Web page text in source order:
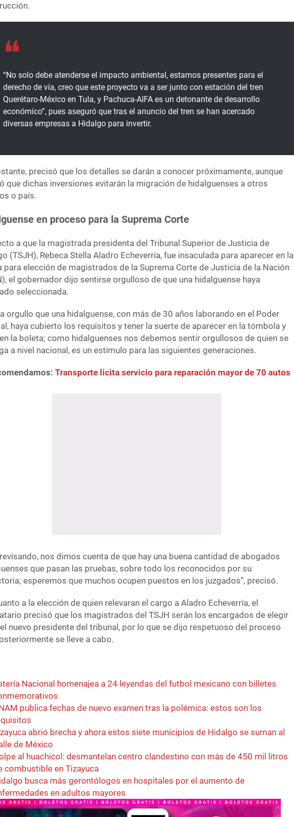
“No solo debe atenderse el impacto ambiental, estamos presentes para el
derecho de vía, creo que este proyecto va a ser junto con estación del tren
Querétaro-México en Tula, y Pachuca-AIFA es un detonante de desarrollo
económico”, pues aseguró que tras el anuncio del tren se han acercado
diversas empresas a Hidalgo para invertir.
precisó que los detalles se darán a conocer próximamente, aunque
que dichas inversiones evitarán la migración de hidalguenses a otros
o país.
en proceso para la Suprema Corte
a que la magistrada presidenta del Tribunal Superior de Justicia de
(TSJH), Rebeca Stella Aladro Echeverría, fue insaculada para aparecer en la
para elección de magistrados de la Suprema Corte de Justicia de la Nación
el gobernador dijo sentirse orgulloso de que una hidalguense haya
seleccionada.
orgullo que una hidalguense, con más de 30 años laborando en el Poder
haya cubierto los requisitos y tener la suerte de aparecer en la tómbola y
la boleta; como hidalguenses nos debemos sentir orgullosos de quien se
a nivel nacional, es un estímulo para las siguientes generaciones.
Transporte licita servicio para reparación mayor de 70 autos
revisando, nos dimos cuenta de que hay una buena cantidad de abogados
que pasan las pruebas, sobre todo los reconocidos por su
esperemos que muchos ocupen puestos en los juzgados”, precisó.
a la elección de quien relevaran el cargo a Aladro Echeverría, el
precisó que los magistrados del TSJH serán los encargados de elegir
nuevo presidente del tribunal, por lo que se dijo respetuoso del proceso
se lleve a cabo.
Nacional homenajea a 24 leyendas del futbol mexicano con billetes
publica fechas de nuevo examen tras la polémica: estos son los
abrió brecha y ahora estos siete municipios de Hidalgo se suman al
de México
al huachicol: desmantelan centro clandestino con más de 450 mil litros
combustible en Tizayuca
busca más gerontólogos en hospitales por el aumento de
en adultos mayores